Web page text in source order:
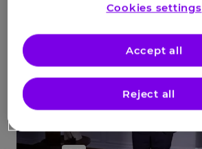
Cookies settings
Reject all
Accept all